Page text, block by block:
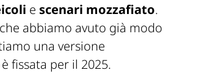
e scenari mozzafiato.
abbiamo avuto già modo
una versione
fissata per il 2025.